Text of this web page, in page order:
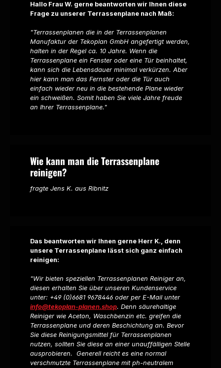
Hallo Frau W. gerne beantworten wir Ihnen diese
Frage zu unserer Terrassenplane nach Maß:
"Terrassenplanen die in der Terrassenplanen
Manufaktur der Tekoplan GmbH angefertigt werden,
halten in der Regel ca. 10 Jahre. Wenn die
Terrassenplane ein Fenster oder eine Tür beinhaltet,
kann sich die Lebensdauer minimal verkürzen. Aber
hier kann man das Fernster oder die Tür auch
einfach wieder neu in die bestehende Plane wieder
ein schweißen. Somit haben Sie viele Jahre freude
an Ihrer Terrassenplane."
Wie kann man die Terrassenplane
reinigen?
fragte Jens K. aus Ribnitz
Das beantworten wir Ihnen gerne Herr K., denn
unsere Terrassenplane lässt sich ganz einfach
reinigen:
"Wir bieten speziellen Terrassenplanen Reiniger an,
diesen erhalten Sie über unseren Kundenservice
unter: +49 (0)6681 9678446 oder per E-Mail unter
info@tekoplan-planen.shop. Denn säurehaltige
Reiniger wie Aceton, Waschbenzin etc. greifen die
Terrassenplane und deren Beschichtung an. Bevor
Sie diese Reinigungsmittel für Terrassenplanen
nutzen, sollten Sie diese an einer unauffälligen Stelle
ausprobieren. Generell reicht es eine normal
verschmutzte Terrassenplane mit ph-neutralem